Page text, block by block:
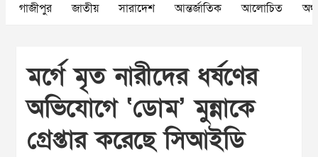
গাজীপুর জাতীয় সারাদেশ আন্তর্জাতিক আলোচিত
মর্গে মৃত নারীদের ধর্ষণের
অভিযোগে ‘ডোম’ মুন্নাকে
গ্রেপ্তার করেছে সিআইডি